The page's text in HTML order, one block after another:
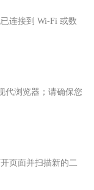
连接到 Wi-Fi 或数
代浏览器；请确保您
页面并扫描新的二